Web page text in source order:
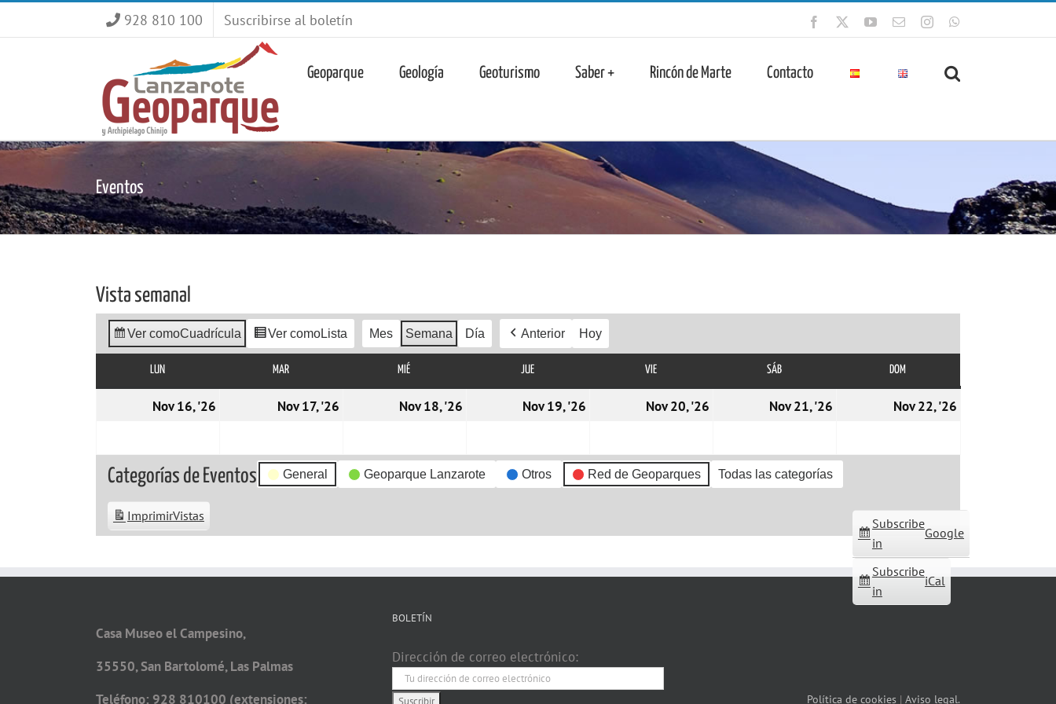
928 810 100 Suscribirse al boletín Facebook YouTube
CorreoInstagram
Geoparque Geología Geoturismo Saber + Rincón de Marte Contacto
Eventos
Vista semanal
Ver comoCuadrícula Ver comoLista Mes Semana Día Anterior Hoy
LUNLUNES MARMARTES MIÉ JUEJUEVES VIEVIERNES SÁBSÁBADO DOM
Nov 16, '26 16/11/2026Nov 17, '26 17/11/2026Nov 18, '26 18/11/2026Nov 19, '26 19/11/2026Nov 20, '26 20/11/2026Nov 21, '26 21/11/2026Nov 22, '26
Categorías de Eventos General Geoparque Lanzarote Otros Red de Geoparques Todas las categorías
Subscribe
in
Google
Subscribe
in
iCal
ImprimirVistas
Casa Museo el Campesino,
35550, San Bartolomé, Las Palmas
Teléfono: 928 810100 (extensiones:
BOLETÍN
Dirección de correo electrónico:
Política de cookies | Aviso legal.